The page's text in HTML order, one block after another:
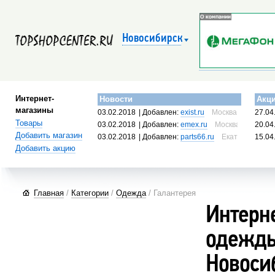
Новосибирск
Интернет-
магазины
Товары
Добавить магазин
Добавить акцию
Новости
03.02.2018 | Добавлен:exist.ru
Москва, Россия
03.02.2018
| Добавлен:emex.ru
Москва, Россия
03.02.2018
| Добавлен:parts66.ru Екатеринбург,
Главная / Категории / Одежда/ Галантерея